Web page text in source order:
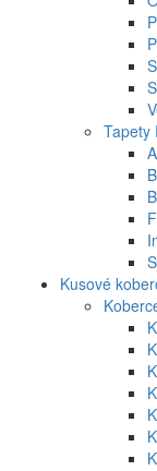
Tapety
Kusové